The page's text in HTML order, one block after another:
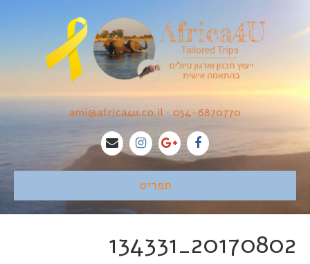
054-6870770
•
ami@africa4u.co.il
תפריט
20170802_134331